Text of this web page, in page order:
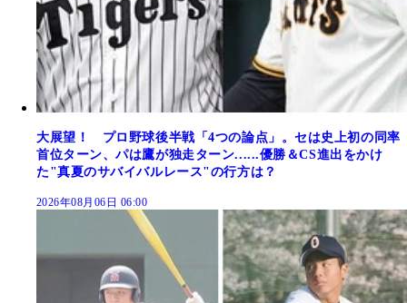
大展望！ プロ野球後半戦「4つの論点」。セは史上初の同率
首位ターン、パは鷹が独走ターン......優勝＆CS進出をかけ
た"真夏のサバイバルレース"の行方は？
2026年08月06日 06:00